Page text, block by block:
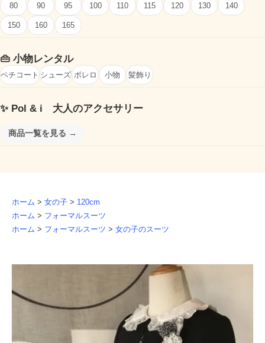
80 90 95 100 110 115 120 130 140
150 160 165
👜 小物レンタル
ペチコートシューズ ボレロ 小物 髪飾り
✨ Pol & i 大人のアクセサリー
商品一覧を見る →
ホーム > 女の子 > 120cm
ホーム > フォーマルスーツ
ホーム > フォーマルスーツ > 女の子のスーツ